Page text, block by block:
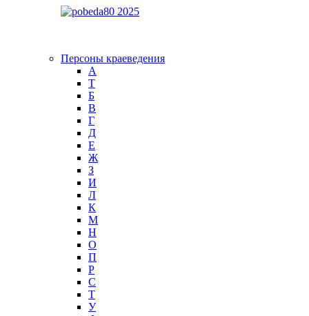
Персоны краеведения
А
T
Б
В
Г
Д
Е
Ж
З
И
Л
К
М
Н
О
П
Р
С
Т
У